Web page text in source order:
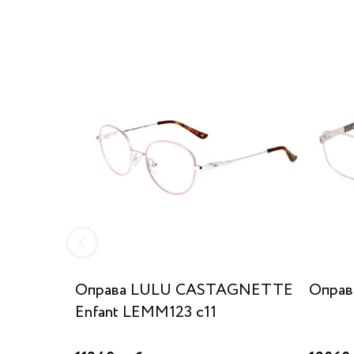
Оправа LULU CASTAGNETTE
Enfant LEMM123 c11